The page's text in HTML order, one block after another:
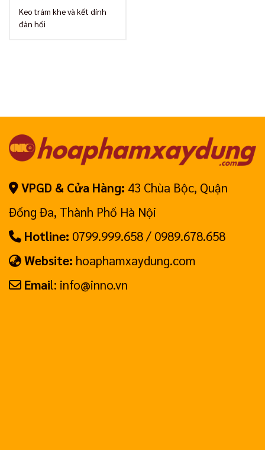
Keo trám khe và kết dính
đàn hồi
VPGD & Cửa Hàng: 43 Chùa Bộc, Quận
Đống Đa, Thành Phố Hà Nội
Hotline: 0799.999.658 / 0989.678.658
Website: hoaphamxaydung.com
Email: info@inno.vn